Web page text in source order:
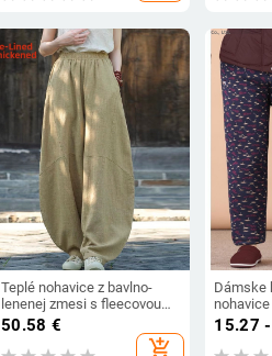
Teplé nohavice z bavlno-
lenenej zmesi s fleecovou
podšívkou voľný strih unisex
na meditáciu Tai Chi a
50.58 €
add_shopping_cart
Dámske
vysoký
teplé
15.27